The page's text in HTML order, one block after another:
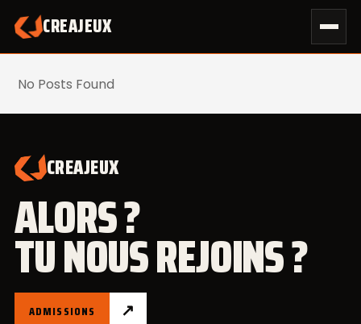
content
CREAJEUX
2022
No Posts Found
CREAJEUX
ALORS ?
TU NOUS REJOINS ?
ADMISSIONS ↗